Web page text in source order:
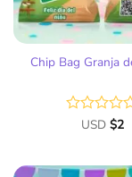
Chip Bag Granja
Valorado
de
USD $2